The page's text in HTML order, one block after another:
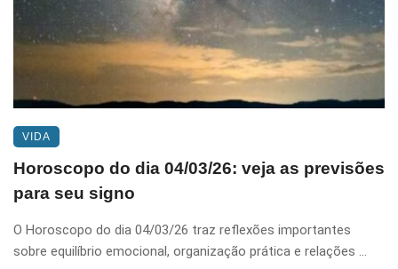
VIDA
Horoscopo do dia 04/03/26: veja as previsões
para seu signo
O Horoscopo do dia 04/03/26 traz reflexões importantes
sobre equilíbrio emocional, organização prática e relações ...